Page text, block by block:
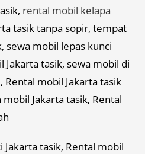
rental mobil kelapa
tasik tanpa sopir, tempat
sewa mobil lepas kunci
Jakarta tasik, sewa mobil di
Rental mobil Jakarta tasik
Jakarta tasik, Rental
tasik, Rental mobil